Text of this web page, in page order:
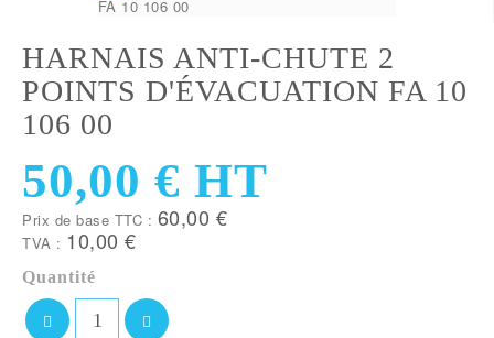
HARNAIS ANTI-CHUTE 2
POINTS D'ÉVACUATION FA 10
106 00
50,00 € HT
Prix de base TTC : 60,00 €
TVA : 10,00 €
Quantité